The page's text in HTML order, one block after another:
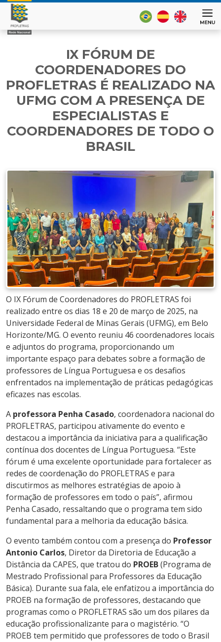
IX FÓRUM DE
COORDENADORES DO
PROFLETRAS É REALIZADO NA
UFMG COM A PRESENÇA DE
ESPECIALISTAS E
COORDENADORES DE TODO O
BRASIL
22 de
de
2025
O IX Fórum de Coordenadores do PROFLETRAS foi
realizado entre os dias 18 e 20 de março de 2025, na
Universidade Federal de Minas Gerais (UFMG), em Belo
Horizonte/MG. O evento reuniu 46 coordenadores locais
e adjuntos do programa, proporcionando um
importante espaço para debates sobre a formação de
professores de Língua Portuguesa e os desafios
enfrentados na implementação de práticas pedagógicas
eficazes nas escolas.
A professora Penha Casado, coordenadora nacional do
PROFLETRAS, participou ativamente do evento e
destacou a importância da iniciativa para a qualificação
contínua dos docentes de Língua Portuguesa. “Este
fórum é uma excelente oportunidade para fortalecer as
redes de coordenação do PROFLETRAS e para
discutirmos as melhores estratégias de apoio à
formação de professores em todo o país”, afirmou
Penha Casado, ressaltando que o programa tem sido
fundamental para a melhoria da educação básica.
O evento também contou com a presença do Professor
Antonio Carlos, Diretor da Diretoria de Educação a
Distância da CAPES, que tratou do PROEB(Programa de
Mestrado Profissional para Professores da Educação
Básica). Durante sua fala, ele enfatizou a importância do
PROEB na formação de professores, destacando que
programas como o PROFLETRAS são um dos pilares da
educação profissionalizante para o magistério. “O
PROEB tem permitido que professores de todo o Brasil